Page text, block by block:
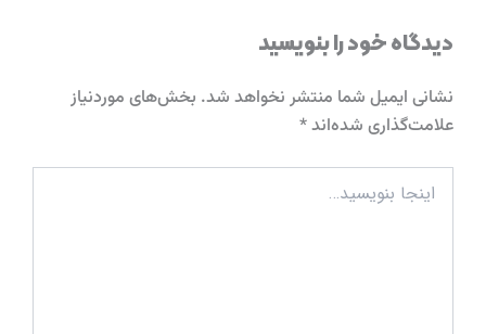
دیدگاه‌ خود را بنویسید
نشانی ایمیل شما منتشر نخواهد شد. بخش‌های موردنیاز
علامت‌گذاری شده‌اند*
بنویسید…